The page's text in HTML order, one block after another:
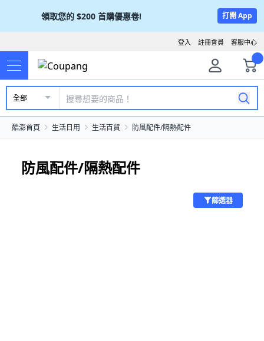
領取您的 $200 首購優惠卷! 打開 App
客服中心
註冊會員
登入
全部
酷澎首頁 生活日用 生活百貨 防風配件/隔熱配件
防風配件/隔熱配件
篩選器